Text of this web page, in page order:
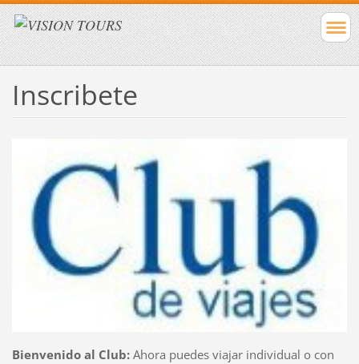
Inscribete
Bienvenido al Club: Ahora puedes viajar individual o con